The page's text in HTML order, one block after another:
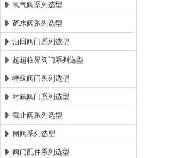
氧气阀系列选型
疏水阀系列选型
油田阀门系列选型
超超临界阀门系列选型
特殊阀门系列选型
衬氟阀门系列选型
截止阀系列选型
闸阀系列选型
阀门配件系列选型